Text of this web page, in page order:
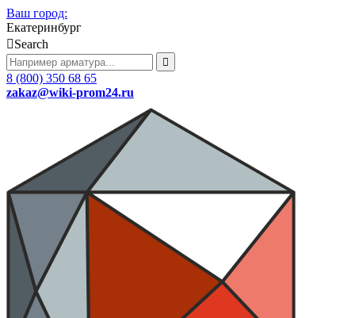
Ваш город:
Екатеринбург
Search
8 (800) 350 68 65
zakaz@wiki-prom24.ru